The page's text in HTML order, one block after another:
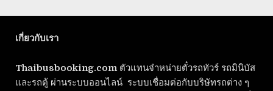
เกี่ยวกับเรา
Thaibusbooking.com ตัวแทนจำหน่ายตั๋วรถทัวร์ รถมินิบัส
และรถตู้ ผ่านระบบออนไลน์ ระบบเชื่อมต่อกับบริษัทรถต่าง ๆ